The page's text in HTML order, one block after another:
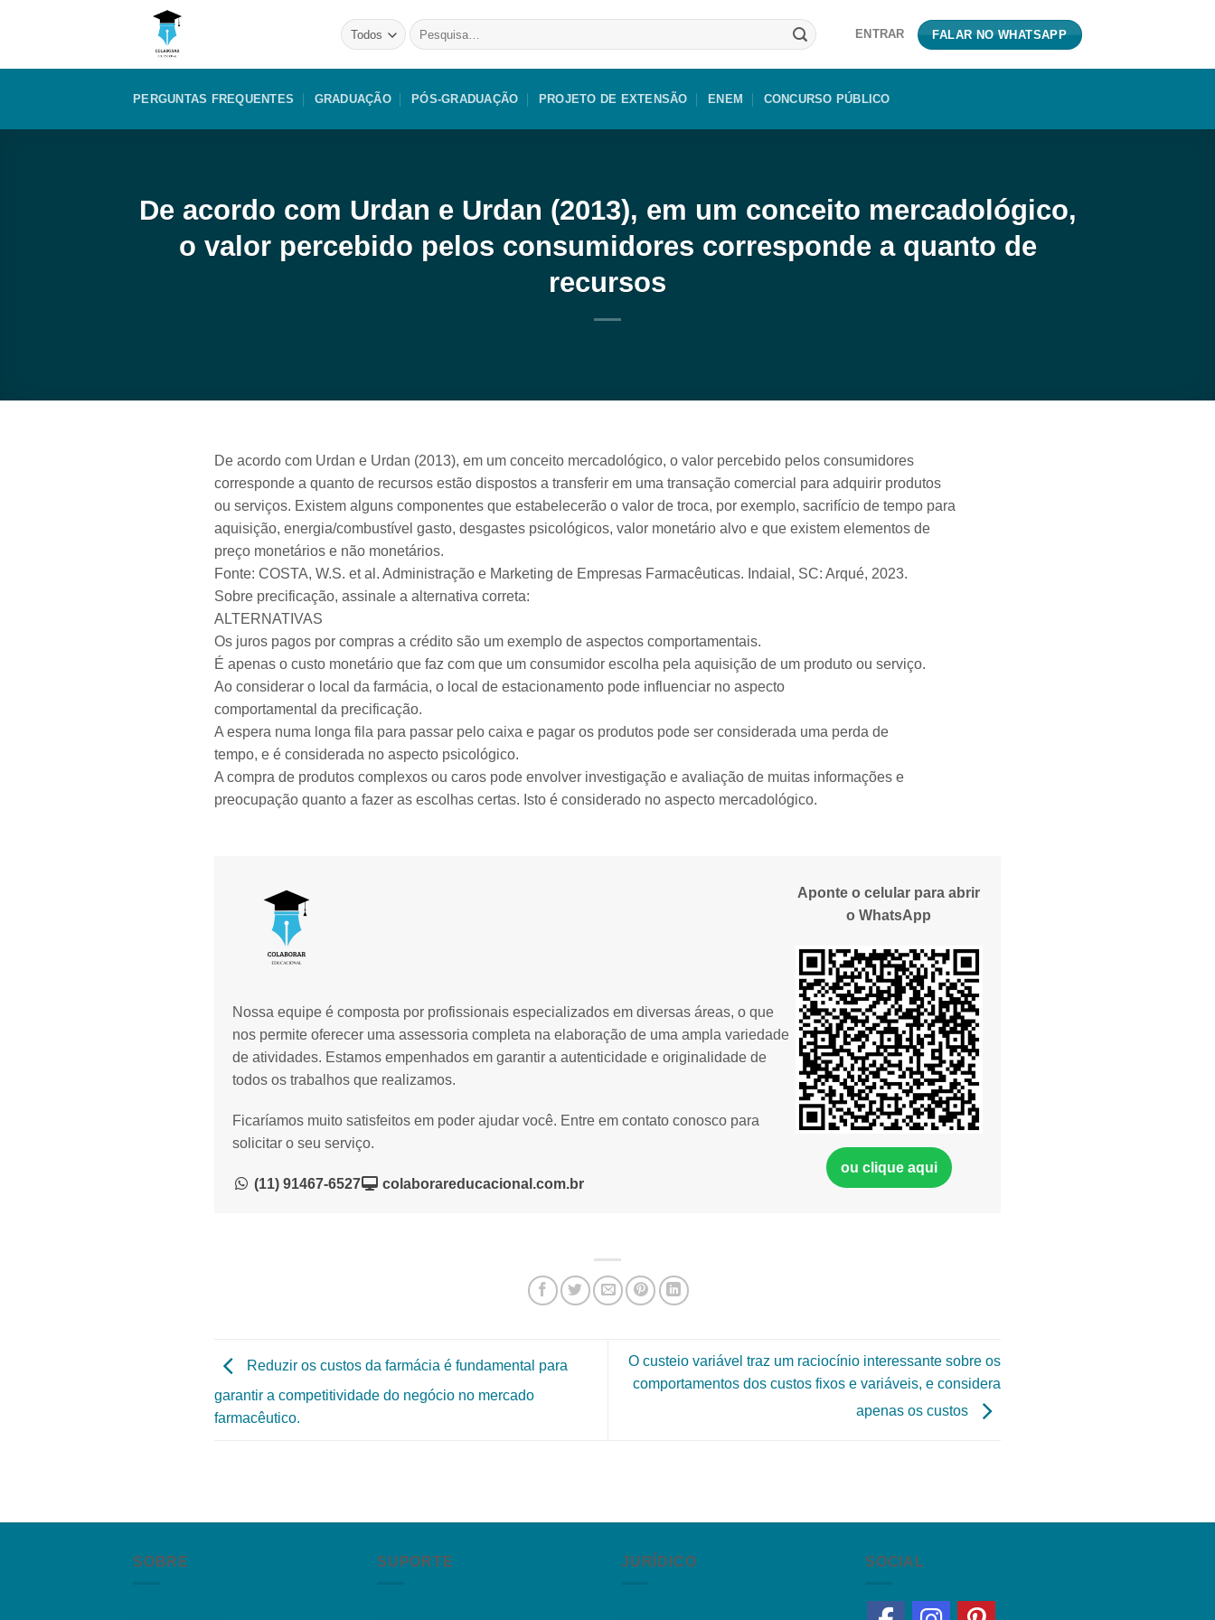
Pesquisar
por:
ENTRAR FALAR NO WHATSAPP
PERGUNTAS FREQUENTES GRADUAÇÃO PÓS-GRADUAÇÃO PROJETO DE EXTENSÃO ENEM CONCURSO PÚBLICO
De acordo com Urdan e Urdan (2013), em um conceito mercadológico,
o valor percebido pelos consumidores corresponde a quanto de
recursos
De acordo com Urdan e Urdan (2013), em um conceito mercadológico, o valor percebido pelos consumidores
corresponde a quanto de recursos estão dispostos a transferir em uma transação comercial para adquirir produtos
ou serviços. Existem alguns componentes que estabelecerão o valor de troca, por exemplo, sacrifício de tempo para
aquisição, energia/combustível gasto, desgastes psicológicos, valor monetário alvo e que existem elementos de
preço monetários e não monetários.
Fonte: COSTA, W.S. et al. Administração e Marketing de Empresas Farmacêuticas. Indaial, SC: Arqué, 2023.
Sobre precificação, assinale a alternativa correta:
ALTERNATIVAS
Os juros pagos por compras a crédito são um exemplo de aspectos comportamentais.
É apenas o custo monetário que faz com que um consumidor escolha pela aquisição de um produto ou serviço.
Ao considerar o local da farmácia, o local de estacionamento pode influenciar no aspecto
comportamental da precificação.
A espera numa longa fila para passar pelo caixa e pagar os produtos pode ser considerada uma perda de
tempo, e é considerada no aspecto psicológico.
A compra de produtos complexos ou caros pode envolver investigação e avaliação de muitas informações e
preocupação quanto a fazer as escolhas certas. Isto é considerado no aspecto mercadológico.
Nossa equipe é composta por profissionais especializados em diversas áreas, o que
nos permite oferecer uma assessoria completa na elaboração de uma ampla variedade
de atividades. Estamos empenhados em garantir a autenticidade e originalidade de
todos os trabalhos que realizamos.
Ficaríamos muito satisfeitos em poder ajudar você. Entre em contato conosco para
solicitar o seu serviço.
(11) 91467-6527 colaborareducacional.com.br
Aponte o celular para abrir
o WhatsApp
ou clique aqui
Reduzir os custos da farmácia é fundamental para
garantir a competitividade do negócio no mercado
farmacêutico.
O custeio variável traz um raciocínio interessante sobre os
comportamentos dos custos fixos e variáveis, e considera
apenas os custos
SOBRE SUPORTE JURÍDICO SOCIAL